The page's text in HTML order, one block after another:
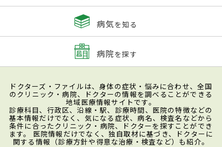
病気を知る
病院を探す
ドクターズ・ファイルは、身体の症状・悩みに合わせ、全国
のクリニック・病院、ドクターの情報を調べることができる
地域医療情報サイトです。
診療科目、行政区、沿線・駅、診療時間、医院の特徴などの
基本情報だけでなく、気になる症状、病名、検査名などから
条件に合ったクリニック・病院、ドクターを探すことができ
ます。 医院情報だけでなく、独自取材に基づき、ドクターに
関する情報（診療方針や得意な治療・検査など）も紹介。